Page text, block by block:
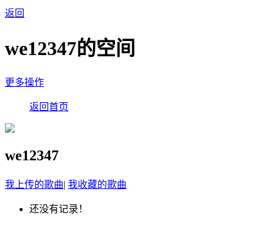
返回
we12347的空间
更多操作
返回首页
we12347
我上传的歌曲| 我收藏的歌曲
还没有记录！